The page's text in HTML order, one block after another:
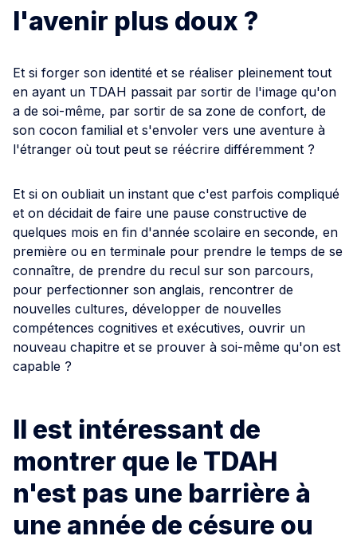
l'avenir plus doux ?
Et si forger son identité et se réaliser pleinement tout
en ayant un TDAH passait par sortir de l'image qu'on
a de soi-même, par sortir de sa zone de confort, de
son cocon familial et s'envoler vers une aventure à
l'étranger où tout peut se réécrire différemment ?
Et si on oubliait un instant que c'est parfois compliqué
et on décidait de faire une pause constructive de
quelques mois en fin d'année scolaire en seconde, en
première ou en terminale pour prendre le temps de se
connaître, de prendre du recul sur son parcours,
pour perfectionner son anglais, rencontrer de
nouvelles cultures, développer de nouvelles
compétences cognitives et exécutives, ouvrir un
nouveau chapitre et se prouver à soi-même qu'on est
capable ?
Il est intéressant de
montrer que le TDAH
n'est pas une barrière à
une année de césure ou